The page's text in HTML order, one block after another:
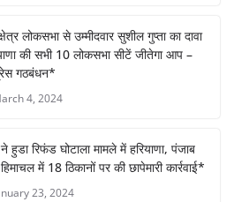
लोकसभा से उम्मीदवार सुशील गुप्ता का दावा
की सभी 10 लोकसभा सीटें जीतेगा आप –
गठबंधन*
4, 2024
हुडा रिफंड घोटाला मामले में हरियाणा, पंजाब
में 18 ठिकानों पर की छापेमारी कार्रवाई*
23, 2024